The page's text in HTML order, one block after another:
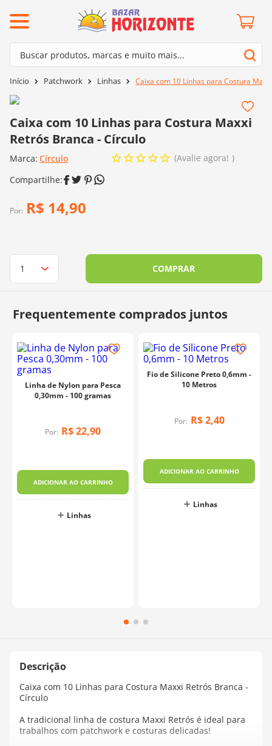
Buscar produtos, marcas e muito mais...
Patchwork Linhas Caixa com 10 Linhas para Costura
Caixa com 10 Linhas para Costura Maxxi
Retrós Branca - Círculo
Marca: Círculo Avalie agora!
Por: R$ 14,90
COMPRAR
Linha de Nylon para Pesca
0,30mm - 100 gramas
Por: R$22,90
ADICIONAR AO CARRINHO
Linhas
Fio de Silicone Preto 0,6mm -
10 Metros
Por: R$ 2,40
ADICIONAR AO CARRINHO
Linhas
Caixa com 10 Linhas para Costura Maxxi Retrós Branca -
Círculo
A tradicional linha de costura Maxxi Retrós é ideal para
trabalhos com patchwork e costuras delicadas!
Termos mais buscados
3º kit amigurumi
4º agulha crochê
5º fio amigurumi
9
10º dmc
mais buscados
barroco
mollet
kit amigurumi
agulha crochê
fio amigurumi
batik
dmc